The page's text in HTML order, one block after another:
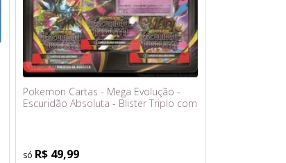
Pokemon Cartas - Mega Evolução -
Escuridão Absoluta - Blister Triplo com
R$ 49,99